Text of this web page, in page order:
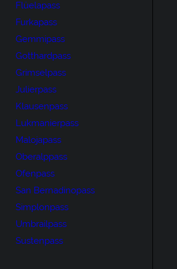
Flüelapass
Furkapass
Gemmipass
Gotthardpass
Grimselpass
Julierpass
Klausenpass
Lukmanierpass
Malojapass
Oberalppass
Ofenpass
San Bernadinopass
Simplonpass
Umbrailpass
Sustenpass